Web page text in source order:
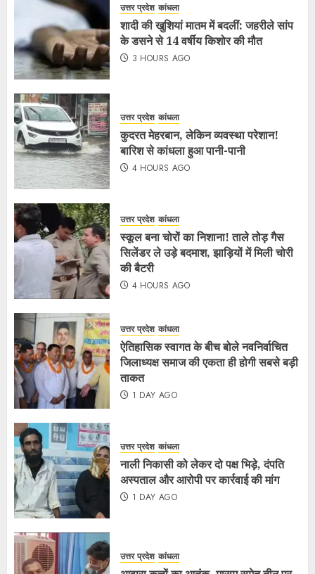
उत्तर प्रदेश कांधला
शादी की खुशियां मातम में बदलीं: जहरीले सांप
के डसने से 14 वर्षीय किशोर की मौत
3 HOURS AGO
उत्तर प्रदेश कांधला
कुदरत मेहरबान, लेकिन व्यवस्था परेशान!
बारिश से कांधला हुआ पानी-पानी
4 HOURS AGO
उत्तर प्रदेश कांधला
स्कूल बना चोरों का निशाना! ताले तोड़ गैस
सिलेंडर ले उड़े बदमाश, झाड़ियों में मिली चोरी
की बैटरी
4 HOURS AGO
उत्तर प्रदेश कांधला
ऐतिहासिक स्वागत के बीच बोले नवनिर्वाचित
जिलाध्यक्ष समाज की एकता ही होगी सबसे बड़ी
ताकत
1 DAY AGO
उत्तर प्रदेश कांधला
नाली निकासी को लेकर दो पक्ष भिड़े, दंपति
अस्पताल और आरोपी पर कार्रवाई की मांग
1 DAY AGO
उत्तर प्रदेश कांधला